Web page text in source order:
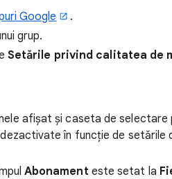
Google
.
grup.
Setările privind calitatea de
afișat și caseta de
în funcție de setările
Abonament este setat la